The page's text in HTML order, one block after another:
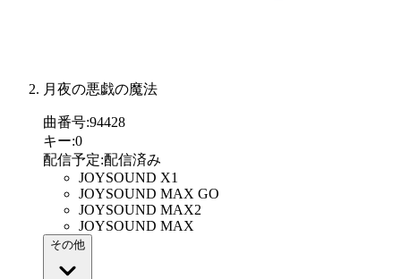
月夜の悪戯の魔法
曲番号:94428
キー:0
配信予定:配信済み
JOYSOUND X1
JOYSOUND MAX GO
JOYSOUND MAX2
JOYSOUND MAX
その他